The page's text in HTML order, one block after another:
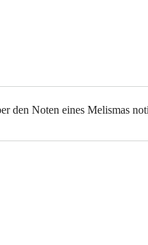
den Noten eines Melismas